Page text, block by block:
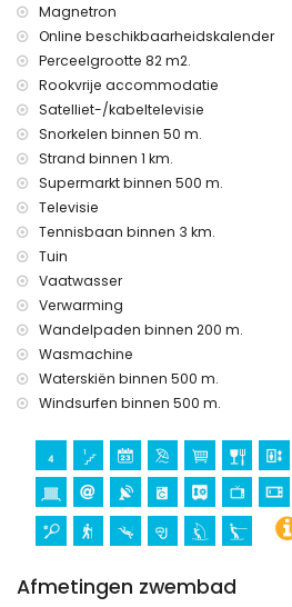
appartement
internet (WiFi)
stofzuiger
bedlinnen, handdoeken en
elektrische verwarming
Vermaak en vrijetijdsbesteding
Costa Blanca
bar en promenade (binnen 500
pretpark (Family park Calpe)
Sport
wandelen, duiken, snorkelen,
(binnen 1000 meter van het
tennis (binnen 5 kilometer van
golf (Club de Golf Ifach) en
van het appartement)
Magnetron
Online beschikbaarheidskalender
Perceelgrootte 82 m2.
Rookvrije accommodatie
Satelliet-/kabeltelevisie
Snorkelen binnen 50 m.
Strand binnen 1 km.
Supermarkt binnen 500 m.
Televisie
Tennisbaan binnen 3 km.
Tuin
Vaatwasser
Verwarming
Wandelpaden binnen 200 m.
Wasmachine
Waterskiën binnen 500 m.
Windsurfen binnen 500 m.
Afmetingen zwembad